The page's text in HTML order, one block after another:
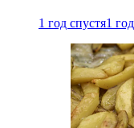
1 год спустя1